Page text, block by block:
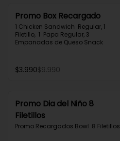
Promo Box Recargado
1 Chicken Sandwich  Regular, 1
Filetillo,  1  Papa Regular, 3
Empanadas de Queso Snack
$3.990$9.990
Promo Dia del Niño 8
Filetillos​
Promo Recargados Bowl  8 Filetillos